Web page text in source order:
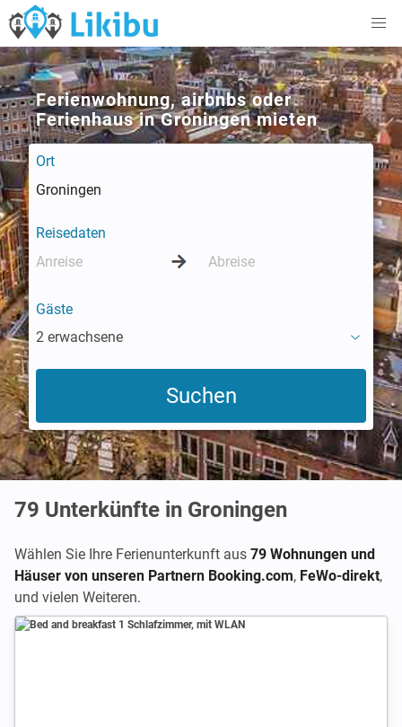
Ferienwohnung, airbnbs oder
Ferienhaus in Groningen mieten
Ort
Reisedaten
Gäste
2 erwachsene
79 Unterkünfte in Groningen
Wählen Sie Ihre Ferienunterkunft aus 79 Wohnungen und
Häuser von unseren Partnern Booking.com, FeWo-direkt,
und vielen Weiteren.